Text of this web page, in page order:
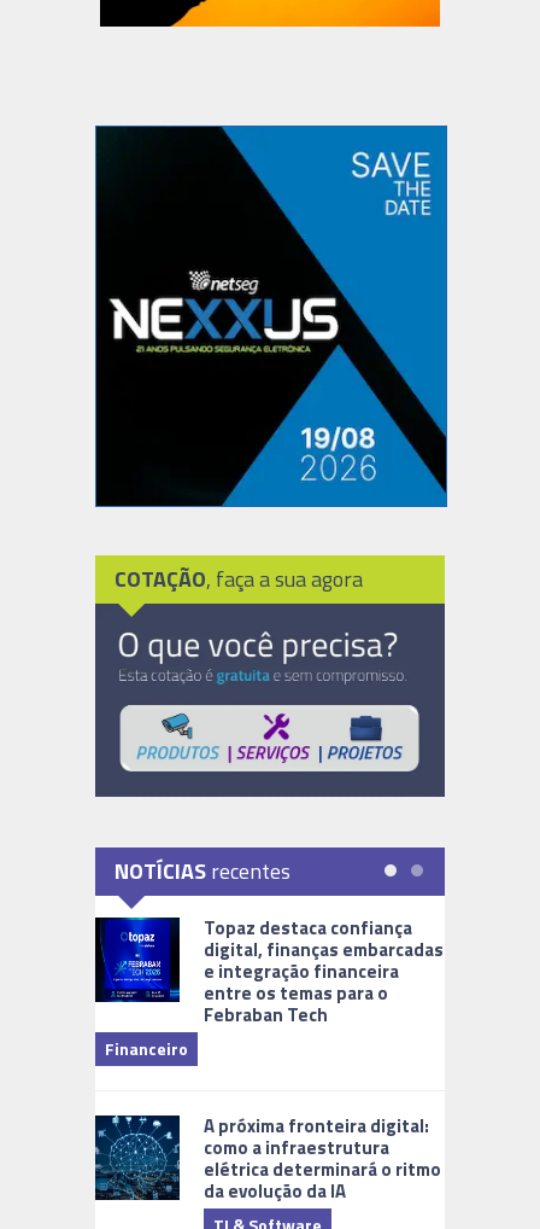
COTAÇÃO, faça a sua agora
NOTÍCIASrecentes
Topaz destaca confiança
digital, finanças embarcadas
e integração financeira
entre os temas para o
Febraban Tech
Financeiro
A próxima fronteira digital:
como a infraestrutura
elétrica determinará o ritmo
da evolução da IA